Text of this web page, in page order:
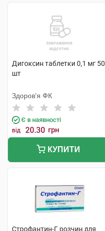
Дигоксин таблетки 0,1 мг 50
шт
Здоров'я ФК
Є в наявності
від 20.30 грн
КУПИТИ
Строфантин-Г розчин для